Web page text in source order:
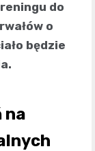
do
o
będzie
na